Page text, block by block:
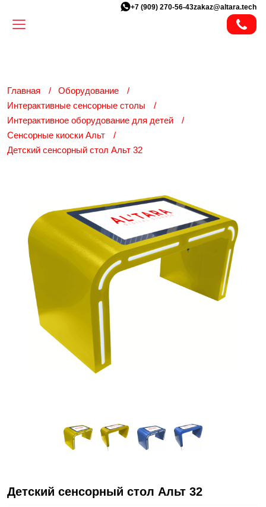
+7 (909) 270-56-43zakaz@altara.tech
Главная
Оборудование
Интерактивные сенсорные столы
Интерактивное оборудование для детей
Сенсорные киоски Альт
Детский сенсорный стол Альт 32
Детский сенсорный стол Альт 32